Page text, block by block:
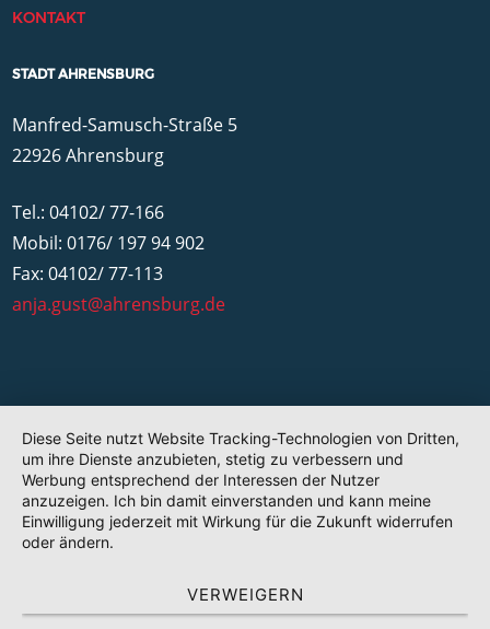
KONTAKT
STADT AHRENSBURG
Manfred-Samusch-Straße 5
22926 Ahrensburg
Tel.: 04102/ 77-166
Mobil: 0176/ 197 94 902
Fax: 04102/ 77-113
anja.gust@ahrensburg.de
Diese Seite nutzt Website Tracking-Technologien von Dritten,
um ihre Dienste anzubieten, stetig zu verbessern und
Werbung entsprechend der Interessen der Nutzer
anzuzeigen. Ich bin damit einverstanden und kann meine
Einwilligung jederzeit mit Wirkung für die Zukunft widerrufen
oder ändern.
VERWEIGERN